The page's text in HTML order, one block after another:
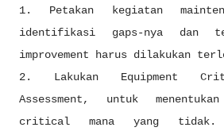
1. Petakan kegiatan
identifikasi gaps-nya dan
improvement harus dilakukan
2. Lakukan Equipment
Assessment, untuk
critical mana yang tidak.